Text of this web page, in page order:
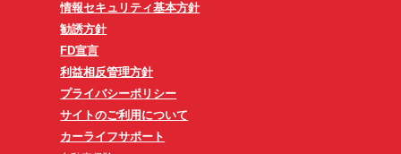
情報セキュリティ基本方針
勧誘方針
FD宣言
利益相反管理方針
プライバシーポリシー
サイトのご利用について
カーライフサポート